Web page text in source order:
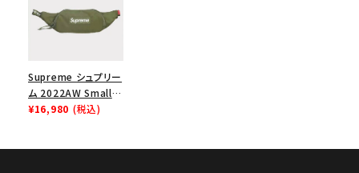
Supreme シュプリー
ム 2022AW Small
Waist Bag スモール
¥16,980 (税込)